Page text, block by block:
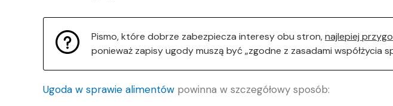
Pismo, które dobrze zabezpiecza interesy obu stron,najlepiej
ponieważ zapisy ugody muszą być „zgodne z zasadami współżycia
Ugoda w sprawie alimentów powinna w szczegółowy sposób: